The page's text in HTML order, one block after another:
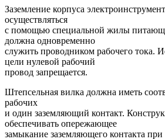
Заземление корпуса
осуществляться
с помощью специальной жилы
должна одновременно
служить проводником рабочего тока.
цели нулевой рабочий
провод запрещается.
Штепсельная вилка должна иметь
рабочих
и один заземляющий контакт.
обеспечивать опережающее
замыкание заземляющего контакта